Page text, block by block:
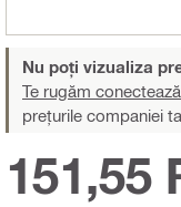
Nu poți vizualiza
Te rugăm
prețurile companiei
151,55